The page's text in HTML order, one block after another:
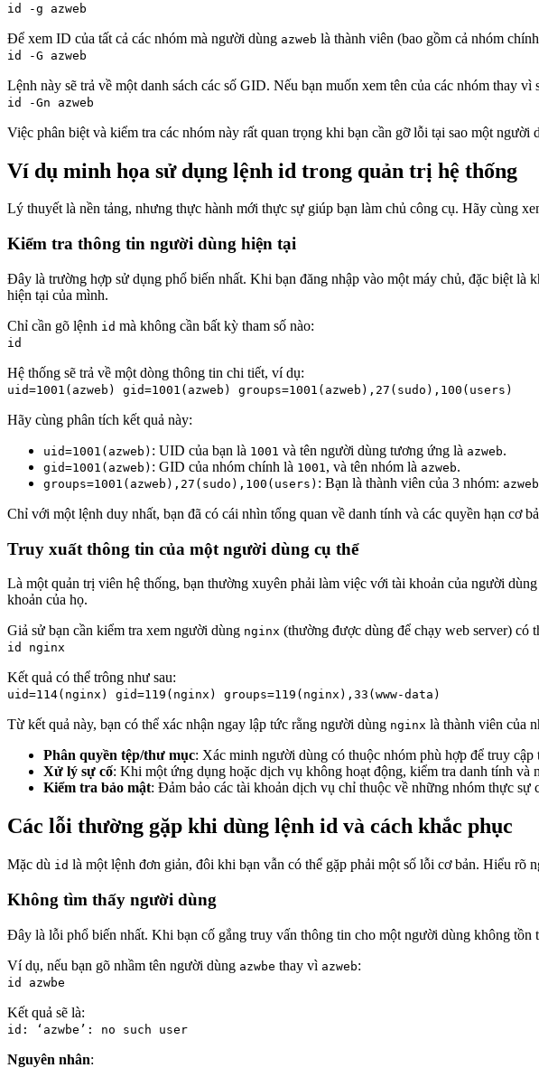
id -g azweb
Để xem ID của tất cả các nhóm mà người dùng azweb là thành viên (bao gồm cả nhóm
id -G azweb
Lệnh này sẽ trả về một danh sách các số GID. Nếu bạn muốn xem tên của các nhóm thay
id -Gn azweb
Việc phân biệt và kiểm tra các nhóm này rất quan trọng khi bạn cần gỡ lỗi tại sao một
Ví dụ minh họa sử dụng lệnh id trong quản trị hệ thống
Lý thuyết là nền tảng, nhưng thực hành mới thực sự giúp bạn làm chủ công cụ. Hãy cùng
Kiểm tra thông tin người dùng hiện tại
Đây là trường hợp sử dụng phổ biến nhất. Khi bạn đăng nhập vào một máy chủ, đặc biệt là
hiện tại của mình.
Chỉ cần gõ lệnh id mà không cần bất kỳ tham số nào:
id
Hệ thống sẽ trả về một dòng thông tin chi tiết, ví dụ:
uid=1001(azweb) gid=1001(azweb) groups=1001(azweb),27(sudo),100(users)
Hãy cùng phân tích kết quả này:
uid=1001(azweb) : UID của bạn là 1001 và tên người dùng tương ứng là azweb.
gid=1001(azweb) : GID của nhóm chính là 1001 , và tên nhóm là azweb.
groups=1001(azweb),27(sudo),100(users) : Bạn là thành viên của 3 nhóm: azweb
Chỉ với một lệnh duy nhất, bạn đã có cái nhìn tổng quan về danh tính và các quyền hạn cơ
Truy xuất thông tin của một người dùng cụ thể
Là một quản trị viên hệ thống, bạn thường xuyên phải làm việc với tài khoản của người
khoản của họ.
Giả sử bạn cần kiểm tra xem người dùng nginx (thường được dùng để chạy web server) có
id nginx
Kết quả có thể trông như sau:
uid=114(nginx) gid=119(nginx) groups=119(nginx),33(www-data)
Từ kết quả này, bạn có thể xác nhận ngay lập tức rằng người dùng nginx là thành viên của
Phân quyền tệp/thư mục: Xác minh người dùng có thuộc nhóm phù hợp để truy cập
Xử lý sự cố: Khi một ứng dụng hoặc dịch vụ không hoạt động, kiểm tra danh tính
Kiểm tra bảo mật: Đảm bảo các tài khoản dịch vụ chỉ thuộc về những nhóm thực sự
Các lỗi thường gặp khi dùng lệnh id và cách khắc phục
Mặc dù id là một lệnh đơn giản, đôi khi bạn vẫn có thể gặp phải một số lỗi cơ bản. Hiểu rõ
Không tìm thấy người dùng
Đây là lỗi phổ biến nhất. Khi bạn cố gắng truy vấn thông tin cho một người dùng không tồn
Ví dụ, nếu bạn gõ nhầm tên người dùng azwbe thay vì azweb:
id azwbe
Kết quả sẽ là:
id: ‘azwbe’: no such user
Nguyên nhân: